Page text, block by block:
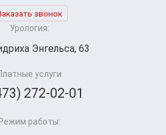
звонок
Урология:
Энгельса, 63
услуги
272-02-01
Режим работы: